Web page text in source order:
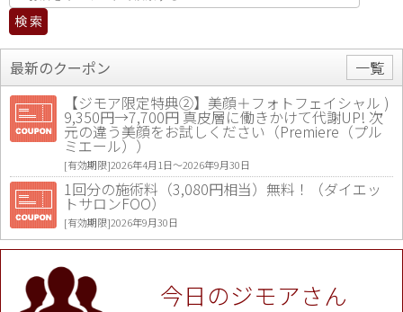
最新のクーポン
一覧
【ジモア限定特典②】美顔＋フォトフェイシャル )
9,350円→7,700円 真皮層に働きかけて代謝UP! 次
元の違う美顔をお試しください（Premiere（プル
ミエール））
[有効期限]2026年4月1日〜2026年9月30日
1回分の施術料（3,080円相当）無料！（ダイエッ
トサロンFOO）
[有効期限]2026年9月30日
値段提示後「ジモア見た」で更に買い取り金額 U
P！※チケットと新品商品は除く（大黒屋 高田馬場
駅前店）
[有効期限]2026年9月30日今日のジモアさん